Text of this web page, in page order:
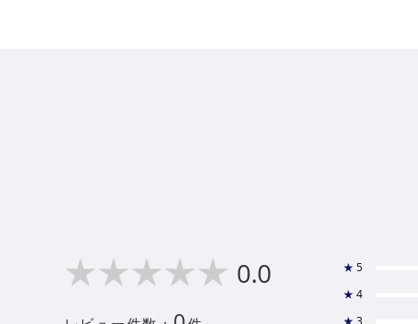
0.0 ★ 5
★ 4
★ 3